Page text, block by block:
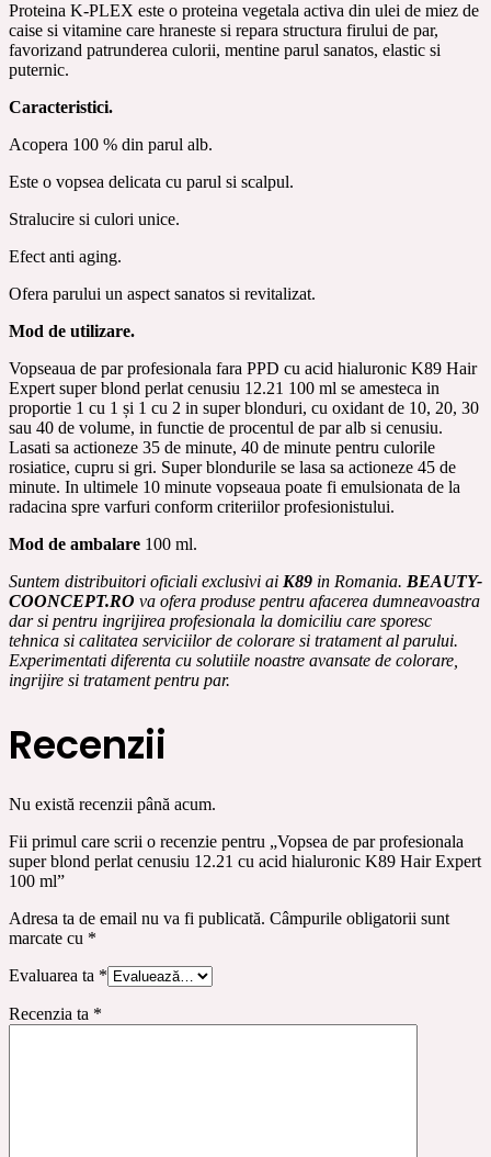
Proteina K-PLEX este o proteina vegetala activa din ulei de miez de
caise si vitamine care hraneste si repara structura firului de par,
favorizand patrunderea culorii, mentine parul sanatos, elastic si
puternic.
Caracteristici.
Acopera 100 % din parul alb.
Este o vopsea delicata cu parul si scalpul.
Stralucire si culori unice.
Efect anti aging.
Ofera parului un aspect sanatos si revitalizat.
Mod de utilizare.
Vopseaua de par profesionala fara PPD cu acid hialuronic K89 Hair
Expert super blond perlat cenusiu 12.21 100 ml se amesteca in
proportie 1 cu 1 și 1 cu 2 in super blonduri, cu oxidant de 10, 20, 30
sau 40 de volume, in functie de procentul de par alb si cenusiu.
Lasati sa actioneze 35 de minute, 40 de minute pentru culorile
rosiatice, cupru si gri. Super blondurile se lasa sa actioneze 45 de
minute. In ultimele 10 minute vopseaua poate fi emulsionata de la
radacina spre varfuri conform criteriilor profesionistului.
Mod de ambalare 100 ml.
Suntem distribuitori oficiali exclusivi ai K89 in Romania. BEAUTY-
COONCEPT.RO va ofera produse pentru afacerea dumneavoastra
dar si pentru ingrijirea profesionala la domiciliu care sporesc
tehnica si calitatea serviciilor de colorare si tratament al parului.
Experimentati diferenta cu solutiile noastre avansate de colorare,
ingrijire si tratament pentru par.
Recenzii
Nu există recenzii până acum.
Fii primul care scrii o recenzie pentru „Vopsea de par profesionala
super blond perlat cenusiu 12.21 cu acid hialuronic K89 Hair Expert
100 ml”
Adresa ta de email nu va fi publicată. Câmpurile obligatorii sunt
marcate cu *
Evaluarea ta *
Recenzia ta *